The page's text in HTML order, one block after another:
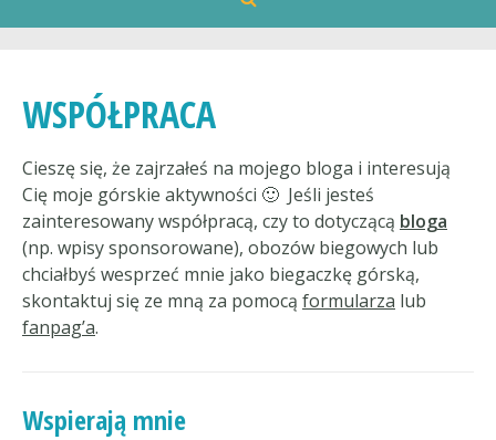
WSPÓŁPRACA
Cieszę się, że zajrzałeś na mojego bloga i interesują
Cię moje górskie aktywności 🙂 Jeśli jesteś
zainteresowany współpracą, czy to dotyczącą bloga
(np. wpisy sponsorowane), obozów biegowych lub
chciałbyś wesprzeć mnie jako biegaczkę górską,
skontaktuj się ze mną za pomocą formularza lub
fanpag’a.
Wspierają mnie